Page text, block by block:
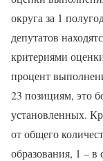
округа за 1
депутатов
критериями
процент
23 позициям, это
установленных.
от общего
образования, 1 –